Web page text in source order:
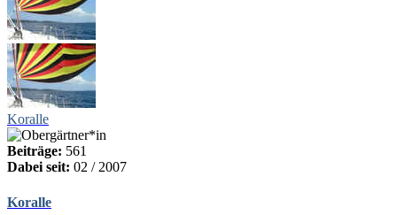
Koralle
Beiträge: 561
Dabei seit: 02 / 2007
Koralle